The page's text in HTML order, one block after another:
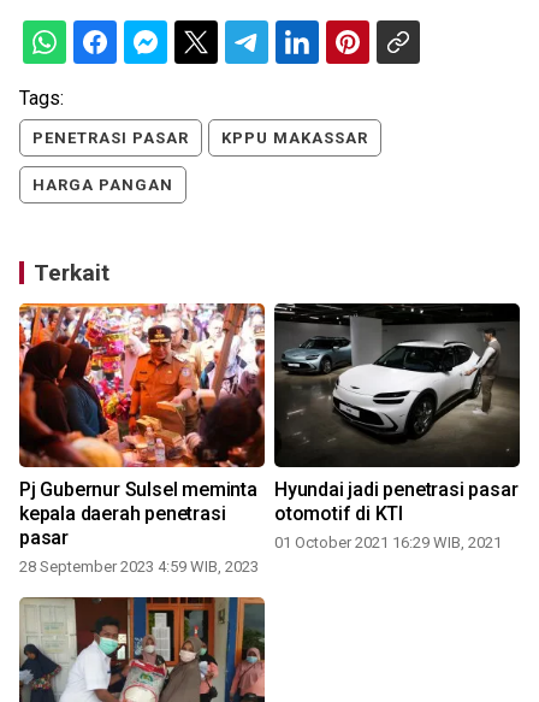
Tags:
PENETRASI PASAR KPPU MAKASSAR
HARGA PANGAN
Terkait
Pj Gubernur Sulsel meminta
kepala daerah penetrasi
pasar
28 September 2023 4:59 WIB, 2023
Hyundai jadi penetrasi pasar
otomotif di KTI
01 October 2021 16:29 WIB, 2021